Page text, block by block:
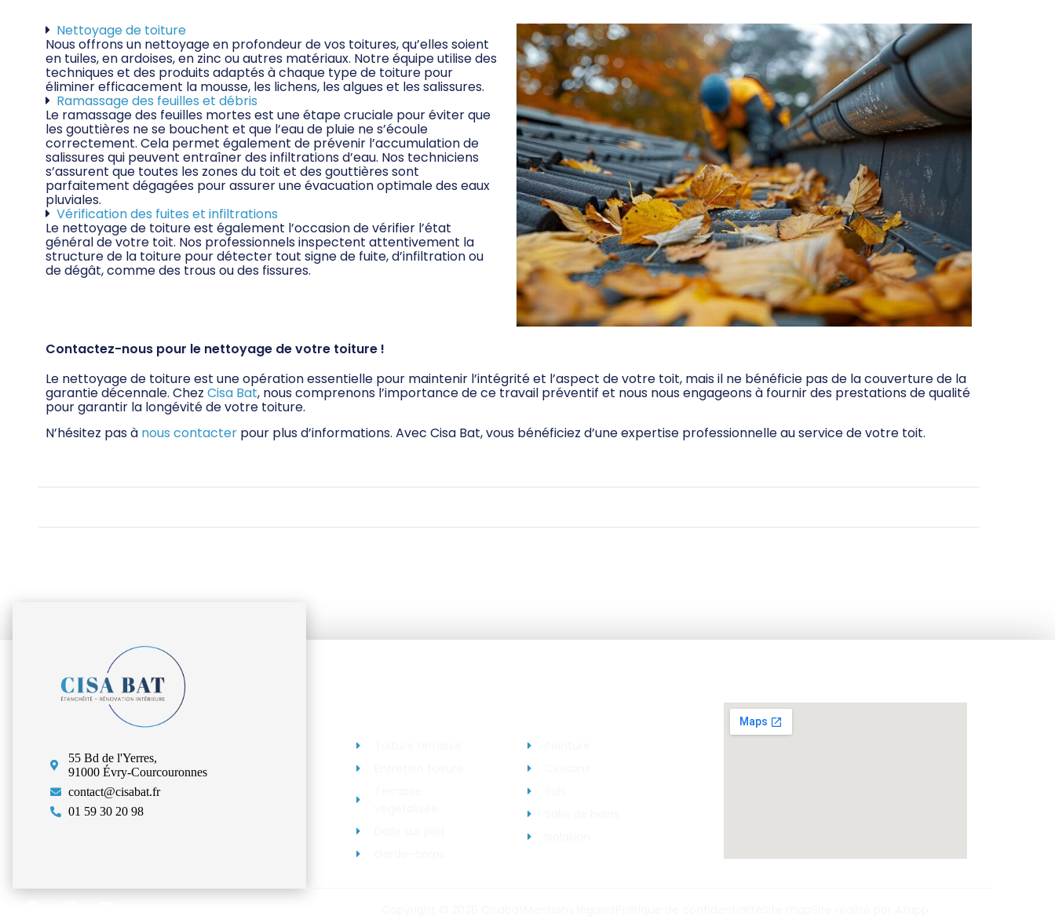
Nettoyage de toiture
Nous offrons un nettoyage en profondeur de vos toitures, qu’elles soient
en tuiles, en ardoises, en zinc ou autres matériaux. Notre équipe utilise des
techniques et des produits adaptés à chaque type de toiture pour
éliminer efficacement la mousse, les lichens, les algues et les salissures.
Ramassage des feuilles et débris
Le ramassage des feuilles mortes est une étape cruciale pour éviter que
les gouttières ne se bouchent et que l’eau de pluie ne s’écoule
correctement. Cela permet également de prévenir l’accumulation de
salissures qui peuvent entraîner des infiltrations d’eau. Nos techniciens
s’assurent que toutes les zones du toit et des gouttières sont
parfaitement dégagées pour assurer une évacuation optimale des eaux
pluviales.
Vérification des fuites et infiltrations
Le nettoyage de toiture est également l’occasion de vérifier l’état
général de votre toit. Nos professionnels inspectent attentivement la
structure de la toiture pour détecter tout signe de fuite, d’infiltration ou
de dégât, comme des trous ou des fissures.
Contactez-nous pour le nettoyage de votre toiture !
Le nettoyage de toiture est une opération essentielle pour maintenir l’intégrité et l’aspect de votre toit, mais il ne bénéficie pas de la couverture de la
garantie décennale. Chez Cisa Bat, nous comprenons l’importance de ce travail préventif et nous nous engageons à fournir des prestations de qualité
pour garantir la longévité de votre toiture.
N’hésitez pas à nous contacter pour plus d’informations. Avec Cisa Bat, vous bénéficiez d’une expertise professionnelle au service de votre toit.
55 Bd de l'Yerres,
91000 Évry-Courcouronnes
contact@cisabat.fr
01 59 30 20 98